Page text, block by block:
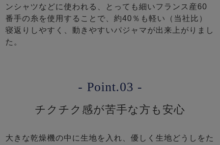
ンシャツなどに使われる、とっても細いフランス産60
番手の糸を使用することで、約40％も軽い（当社比）
寝返りしやすく、動きやすいパジャマが出来上がりまし
た。
- Point.03 -
チクチク感が苦手な方も安心
大きな乾燥機の中に生地を入れ、優しく生地どうしをた